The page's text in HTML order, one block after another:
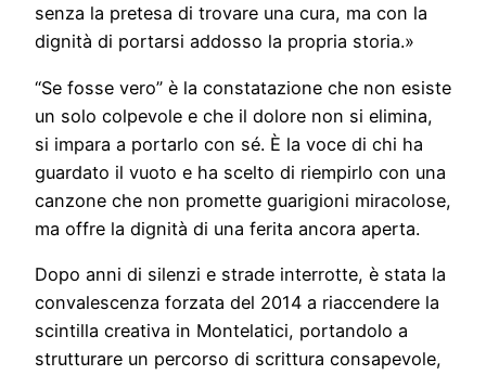
senza la pretesa di trovare una cura, ma con la
dignità di portarsi addosso la propria storia.»
“Se fosse vero” è la constatazione che non esiste
un solo colpevole e che il dolore non si elimina,
si impara a portarlo con sé. È la voce di chi ha
guardato il vuoto e ha scelto di riempirlo con una
canzone che non promette guarigioni miracolose,
ma offre la dignità di una ferita ancora aperta.
Dopo anni di silenzi e strade interrotte, è stata la
convalescenza forzata del 2014 a riaccendere la
scintilla creativa in Montelatici, portandolo a
strutturare un percorso di scrittura consapevole,